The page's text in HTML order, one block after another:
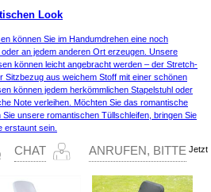
Look
können Sie im Handumdrehen eine noch
an jedem anderen Ort erzeugen. Unsere
können leicht angebracht werden – der Stretch-
Sitzbezug aus weichem Stoff mit einer schönen
können jedem herkömmlichen Stapelstuhl oder
Note verleihen. Möchten Sie das romantische
unsere romantischen Tüllschleifen, bringen Sie
erstaunt sein.
CHAT ANRUFEN, BITTE Jetzt